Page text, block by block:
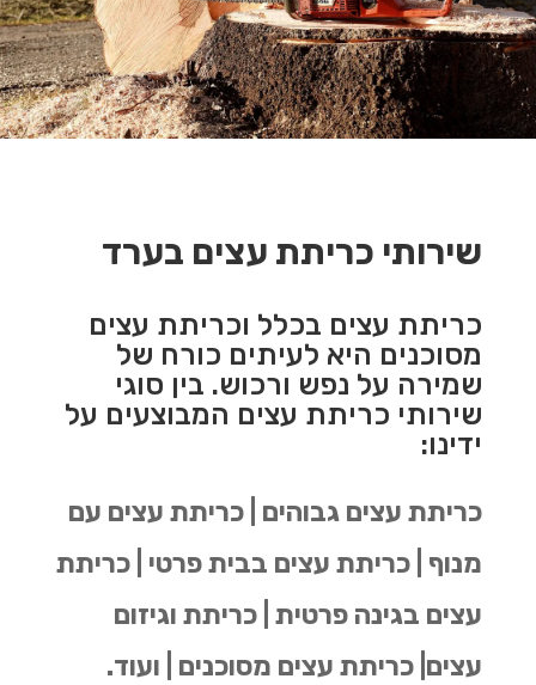
שירותי כריתת עצים בערד
כריתת עצים בכלל וכריתת עצים
מסוכנים היא לעיתים כורח של
שמירה על נפש ורכוש. בין סוגי
שירותי כריתת עצים המבוצעים על
ידינו:
כריתת עצים גבוהים | כריתת עצים עם
מנוף | כריתת עצים בבית פרטי | כריתת
עצים בגינה פרטית | כריתת וגיזום
עצים| כריתת עצים מסוכנים | ועוד.